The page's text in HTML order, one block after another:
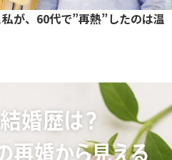
が、60代で”再熱”したのは温